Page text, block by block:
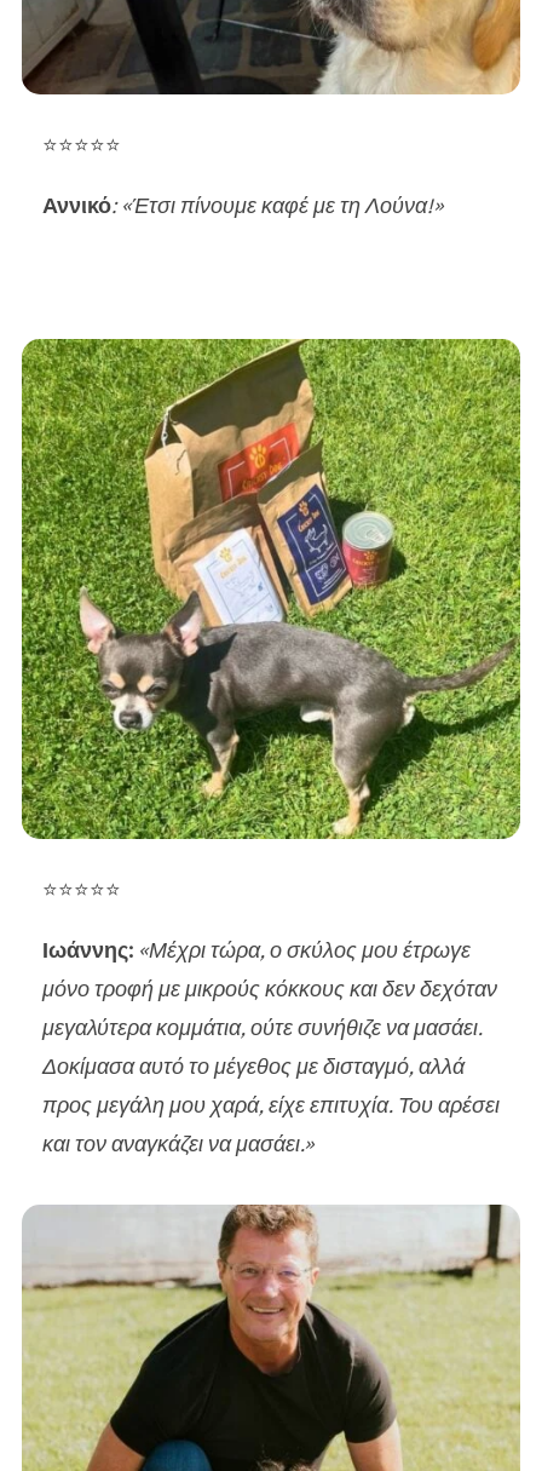
⭐⭐⭐⭐⭐
Αννικό: «Έτσι πίνουμε καφέ με τη Λούνα!»
⭐⭐⭐⭐⭐
Ιωάννης: «Μέχρι τώρα, ο σκύλος μου έτρωγε
μόνο τροφή με μικρούς κόκκους και δεν δεχόταν
μεγαλύτερα κομμάτια, ούτε συνήθιζε να μασάει.
Δοκίμασα αυτό το μέγεθος με δισταγμό, αλλά
προς μεγάλη μου χαρά, είχε επιτυχία. Του αρέσει
και τον αναγκάζει να μασάει.»